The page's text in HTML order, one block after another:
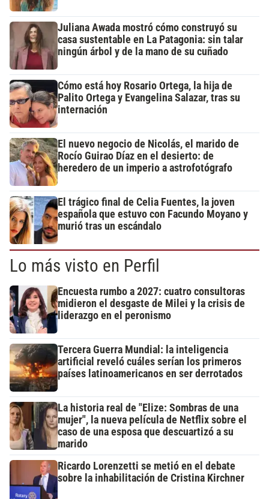
Juliana Awada mostró cómo construyó su
casa sustentable en La Patagonia: sin talar
ningún árbol y de la mano de su cuñado
Cómo está hoy Rosario Ortega, la hija de
Palito Ortega y Evangelina Salazar, tras su
internación
El nuevo negocio de Nicolás, el marido de
Rocío Guirao Díaz en el desierto: de
heredero de un imperio a astrofotógrafo
El trágico final de Celia Fuentes, la joven
española que estuvo con Facundo Moyano y
murió tras un escándalo
Lo más visto en Perfil
Encuesta rumbo a 2027: cuatro consultoras
midieron el desgaste de Milei y la crisis de
liderazgo en el peronismo
Tercera Guerra Mundial: la inteligencia
artificial reveló cuáles serían los primeros
países latinoamericanos en ser derrotados
La historia real de "Elize: Sombras de una
mujer", la nueva película de Netflix sobre el
caso de una esposa que descuartizó a su
marido
Ricardo Lorenzetti se metió en el debate
sobre la inhabilitación de Cristina Kirchner